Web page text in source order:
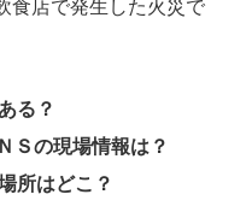
食店で発生した火災で
る？
Ｓの現場情報は？
所はどこ？